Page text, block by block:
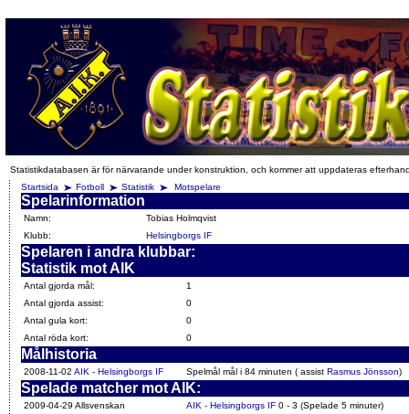
Statistikdatabasen är för närvarande under konstruktion, och kommer att uppdateras
Startsida
Fotboll Statistik Motspelare
Spelarinformation
Namn:
Tobias Holmqvist
Klubb:
Helsingborgs IF
Spelaren i andra klubbar:
Statistik mot AIK
Antal gjorda mål:
1
Antal gjorda assist:
0
Antal gula kort:
0
Antal röda kort:
0
Målhistoria
2008-11-02 AIK - Helsingborgs IF Spelmål mål i 84 minuten ( assist Rasmus Jönsson)
Spelade matcher mot AIK:
2009-04-29 Allsvenskan AIK - Helsingborgs IF 0 - 3 (Spelade 5 minuter)